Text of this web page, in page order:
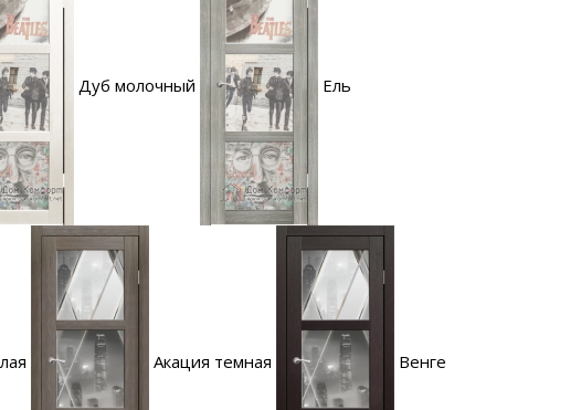
Дуб молочный Ель
Акация темная Венге